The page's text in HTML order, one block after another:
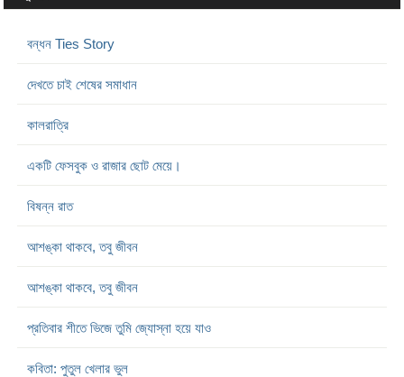
বন্ধন Ties Story
দেখতে চাই শেষের সমাধান
কালরাত্রি
একটি ফেসবুক ও রাজার ছোট মেয়ে।
বিষন্ন রাত
আশঙ্কা থাকবে, তবু জীবন
আশঙ্কা থাকবে, তবু জীবন
প্রতিবার শীতে ভিজে তুমি জ্যোস্না হয়ে যাও
কবিতা: পুতুল খেলার ভুল